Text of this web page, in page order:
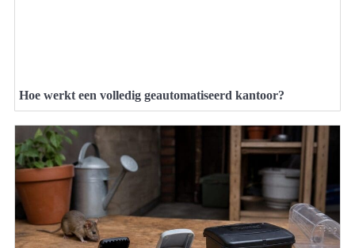
Hoe werkt een volledig geautomatiseerd kantoor?